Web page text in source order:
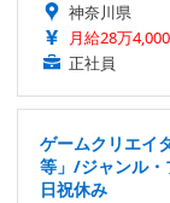
神奈川県
月給28万
正社員
ゲームクリエイ
等」/ジャンル
日祝休み